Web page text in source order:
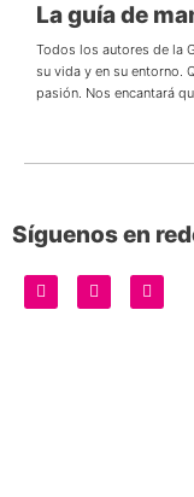
La guía de
Todos los autores de la
su vida y en su entorno.
pasión. Nos encantará
Síguenos en